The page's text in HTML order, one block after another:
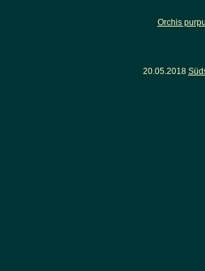
Orchis
20.05.2018